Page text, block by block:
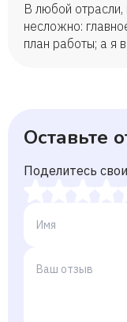
В любой
несложно:
план работы; а я
Оставьте
Поделитесь